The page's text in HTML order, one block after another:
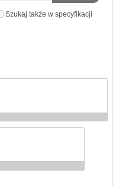
Szukaj także w specyfikacji